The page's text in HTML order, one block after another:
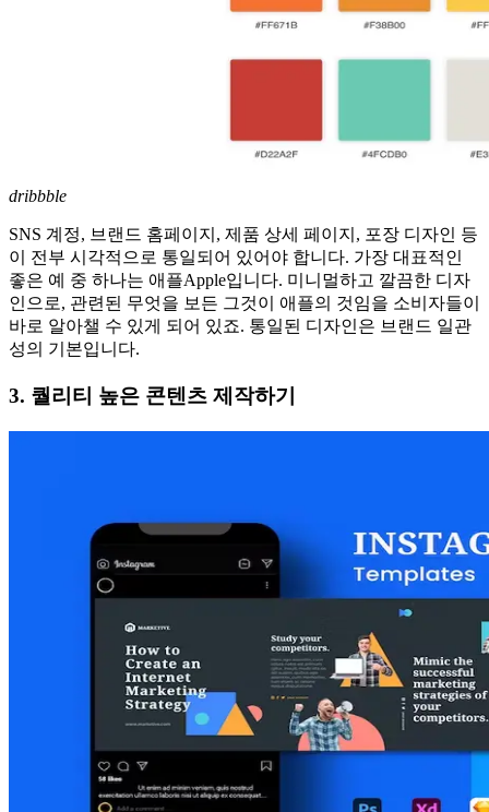
dribbble
SNS 계정, 브랜드 홈페이지, 제품 상세 페이지, 포장 디자인 등
이 전부 시각적으로 통일되어 있어야 합니다. 가장 대표적인
좋은 예 중 하나는 애플Apple입니다. 미니멀하고 깔끔한 디자
인으로, 관련된 무엇을 보든 그것이 애플의 것임을 소비자들이
바로 알아챌 수 있게 되어 있죠. 통일된 디자인은 브랜드 일관
성의 기본입니다.
3. 퀄리티 높은 콘텐츠 제작하기